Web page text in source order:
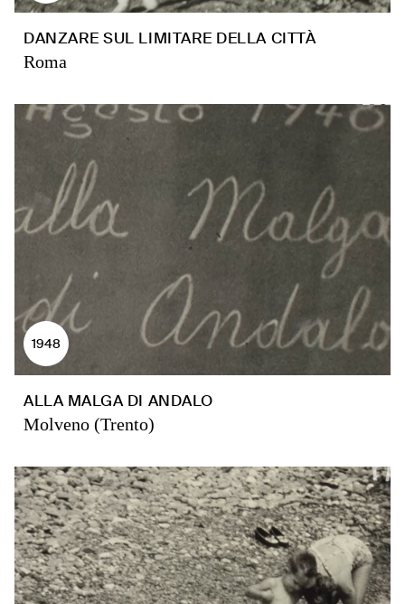
DANZARE SUL LIMITARE DELLA CITTÀ
Roma
1948
ALLA MALGA DI ANDALO
Molveno (Trento)